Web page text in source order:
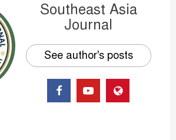
Southeast Asia
Journal
See author's posts